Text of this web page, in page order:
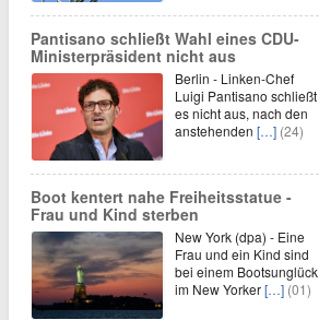
Pantisano schließt Wahl eines CDU-
Ministerpräsident nicht aus
Berlin - Linken-Chef
Luigi Pantisano schließt
es nicht aus, nach den
anstehenden […] (24)
Boot kentert nahe Freiheitsstatue -
Frau und Kind sterben
New York (dpa) - Eine
Frau und ein Kind sind
bei einem Bootsunglück
im New Yorker[…] (01)